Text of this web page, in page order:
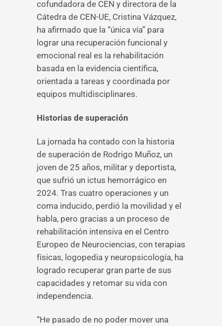
cofundadora de CEN y directora de la
Cátedra de CEN-UE, Cristina Vázquez,
ha afirmado que la “única vía” para
lograr una recuperación funcional y
emocional real es la rehabilitación
basada en la evidencia científica,
orientada a tareas y coordinada por
equipos multidisciplinares.
Historias de superación
La jornada ha contado con la historia
de superación de Rodrigo Muñoz, un
joven de 25 años, militar y deportista,
que sufrió un ictus hemorrágico en
2024. Tras cuatro operaciones y un
coma inducido, perdió la movilidad y el
habla, pero gracias a un proceso de
rehabilitación intensiva en el Centro
Europeo de Neurociencias, con terapias
físicas, logopedia y neuropsicología, ha
logrado recuperar gran parte de sus
capacidades y retomar su vida con
independencia.
“He pasado de no poder mover una